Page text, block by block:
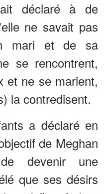
déclaré à de
ne savait pas
mari et de sa
se rencontrent,
et ne se marient,
la contredisent.
a déclaré en
de Meghan
devenir une
que ses désirs